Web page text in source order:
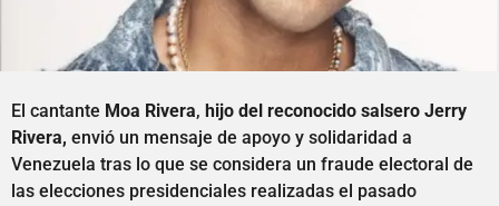
El cantante Moa Rivera, hijo del reconocido salsero Jerry
Rivera, envió un mensaje de apoyo y solidaridad a
Venezuela tras lo que se considera un fraude electoral de
las elecciones presidenciales realizadas el pasado